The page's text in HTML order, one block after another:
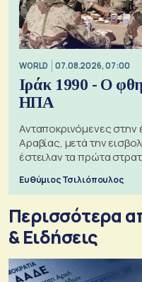
WORLD 07.08.2026, 07:00
Ιράκ 1990 - Ο
ΗΠΑ
Ανταποκρινόμενες στην
Αραβίας, μετά την
έστειλαν τα πρώτα
Ευθύμιος Τσιλιόπουλος
Περισσότερα
& Eιδήσεις